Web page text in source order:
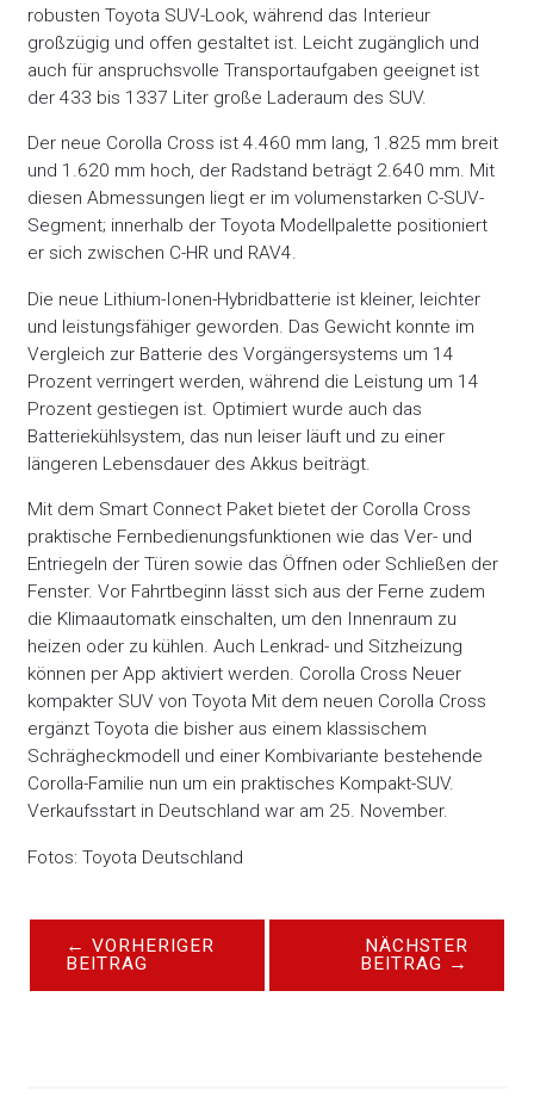
robusten Toyota SUV-Look, während das Interieur
großzügig und offen gestaltet ist. Leicht zugänglich und
auch für anspruchsvolle Transportaufgaben geeignet ist
der 433 bis 1337 Liter große Laderaum des SUV.
Der neue Corolla Cross ist 4.460 mm lang, 1.825 mm breit
und 1.620 mm hoch, der Radstand beträgt 2.640 mm. Mit
diesen Abmessungen liegt er im volumenstarken C-SUV-
Segment; innerhalb der Toyota Modellpalette positioniert
er sich zwischen C-HR und RAV4.
Die neue Lithium-Ionen-Hybridbatterie ist kleiner, leichter
und leistungsfähiger geworden. Das Gewicht konnte im
Vergleich zur Batterie des Vorgängersystems um 14
Prozent verringert werden, während die Leistung um 14
Prozent gestiegen ist. Optimiert wurde auch das
Batteriekühlsystem, das nun leiser läuft und zu einer
längeren Lebensdauer des Akkus beiträgt.
Mit dem Smart Connect Paket bietet der Corolla Cross
praktische Fernbedienungsfunktionen wie das Ver- und
Entriegeln der Türen sowie das Öffnen oder Schließen der
Fenster. Vor Fahrtbeginn lässt sich aus der Ferne zudem
die Klimaautomatk einschalten, um den Innenraum zu
heizen oder zu kühlen. Auch Lenkrad- und Sitzheizung
können per App aktiviert werden. Corolla Cross Neuer
kompakter SUV von Toyota Mit dem neuen Corolla Cross
ergänzt Toyota die bisher aus einem klassischem
Schrägheckmodell und einer Kombivariante bestehende
Corolla-Familie nun um ein praktisches Kompakt-SUV.
Verkaufsstart in Deutschland war am 25. November.
Fotos: Toyota Deutschland
← VORHERIGER
BEITRAG
NÄCHSTER
BEITRAG →